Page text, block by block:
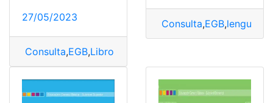
27/05/2023
Consulta,EGB,Libro
Consulta,EGB,lengua